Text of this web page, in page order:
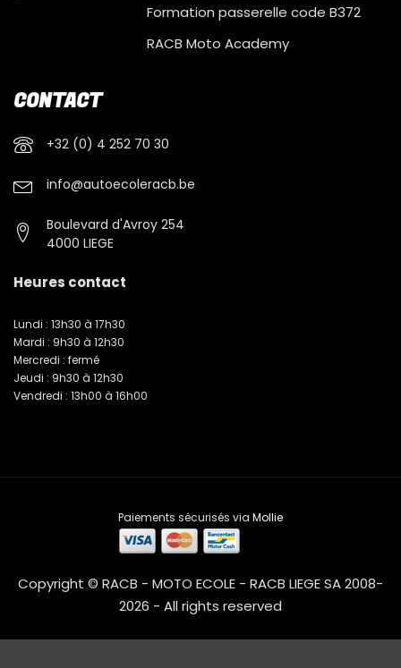
Formation passerelle code B372
RACB Moto Academy
CONTACT
+32 (0) 4 252 70 30
info@autoecoleracb.be
Boulevard d'Avroy 254
4000 LIEGE
Heures contact
Lundi : 13h30 à 17h30
Mardi : 9h30 à 12h30
Mercredi : fermé
Jeudi : 9h30 à 12h30
Vendredi : 13h00 à 16h00
Copyright © RACB - MOTO ECOLE - RACB LIEGE SA 2008-
2026 - All rights reserved
Paiements sécurisés via Mollie